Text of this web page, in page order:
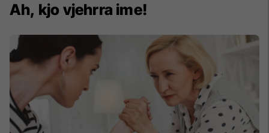
Ah, kjo vjehrra ime!